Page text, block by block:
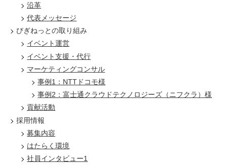
沿革
代表メッセージ
びぎねっとの取り組み
イベント運営
イベント支援・代行
マーケティングコンサル
事例1：NTTドコモ様
事例2：富士通クラウドテクノロジーズ（ニフクラ）様
貢献活動
採用情報
募集内容
はたらく環境
社員インタビュー1